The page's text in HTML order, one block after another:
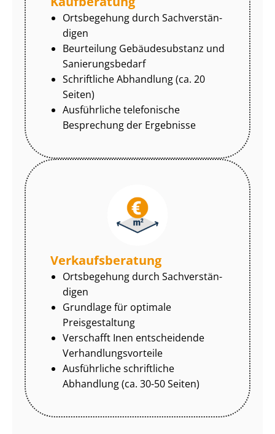
Ortsbegehung durch Sach­ver­stän­
di­gen
Beurteilung Gebäudesubstanz und
Sa­nie­rungs­be­darf
Schriftliche Abhandlung (ca. 20
Seiten)
Ausführliche telefonische
Besprechung der Ergebnisse
Ver­kaufs­be­ra­tung
Ortsbegehung durch Sach­ver­stän­
di­gen
Grundlage für optimale
Preisgestaltung
Verschafft Inen entscheidende
Ver­hand­lungs­vor­tei­le
Ausführliche schriftliche
Abhandlung (ca. 30-50 Seiten)